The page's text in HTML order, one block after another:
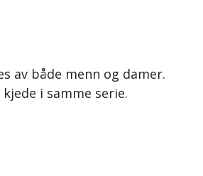
av både menn og damer.
i samme serie.